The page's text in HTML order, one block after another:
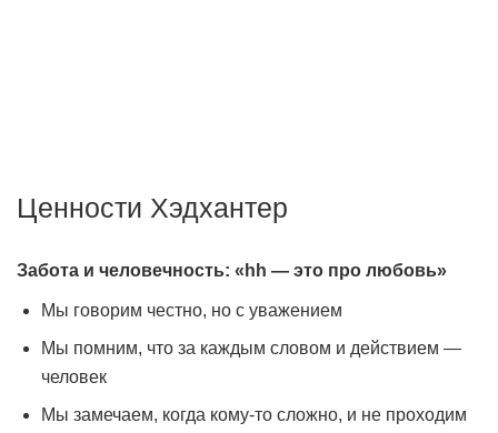
Ценности Хэдхантер
Забота и человечность: «hh — это про любовь»
Мы говорим честно, но с уважением
Мы помним, что за каждым словом и действием —
человек
Мы замечаем, когда кому-то сложно, и не проходим